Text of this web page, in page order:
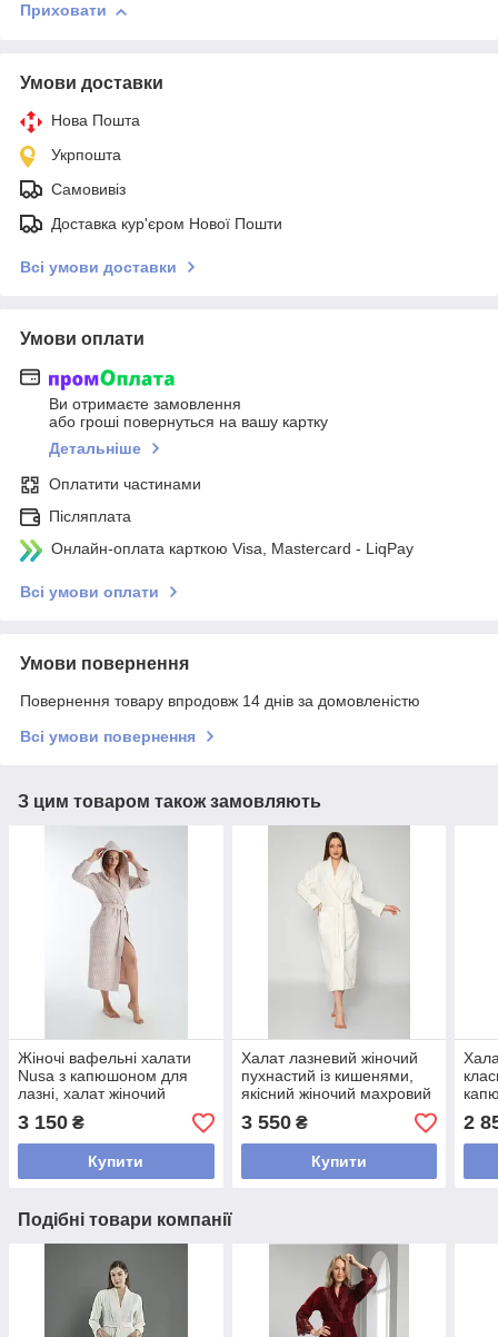
Приховати
Умови доставки
Нова Пошта
Укрпошта
Самовивіз
Доставка кур'єром Нової Пошти
Всі умови доставки
Умови оплати
Ви отримаєте замовлення
або гроші повернуться на вашу картку
Детальніше
Оплатити частинами
Післяплата
Онлайн-оплата карткою Visa, Mastercard - LiqPay
Всі умови оплати
Умови повернення
Повернення товару впродовж 14 днів за домовленістю
Всі умови повернення
З цим товаром також замовляють
Жіночі вафельні халати
Nusa з капюшоном для
лазні, халат жіночий
вафельний класичний
лазневий натуральні
3 150 ₴
Купити
Халат лазневий жіночий
пухнастий із кишенями,
якісний жіночий махровий
халат для дому Кремовий
3 550₴
Купити
2
Подібні товари компанії